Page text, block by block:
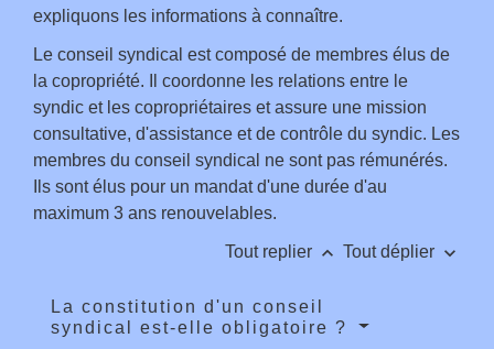
expliquons les informations à connaître.
Le conseil syndical est composé de membres élus de
la copropriété. Il coordonne les relations entre le
syndic et les copropriétaires et assure une mission
consultative, d'assistance et de contrôle du syndic. Les
membres du conseil syndical ne sont pas rémunérés.
Ils sont élus pour un mandat d'une durée d'au
maximum 3 ans renouvelables.
Tout replier keyboard_arrow_up Tout déplier keyboard_arrow_down
La constitution d'un conseil
syndical est-elle obligatoire ?